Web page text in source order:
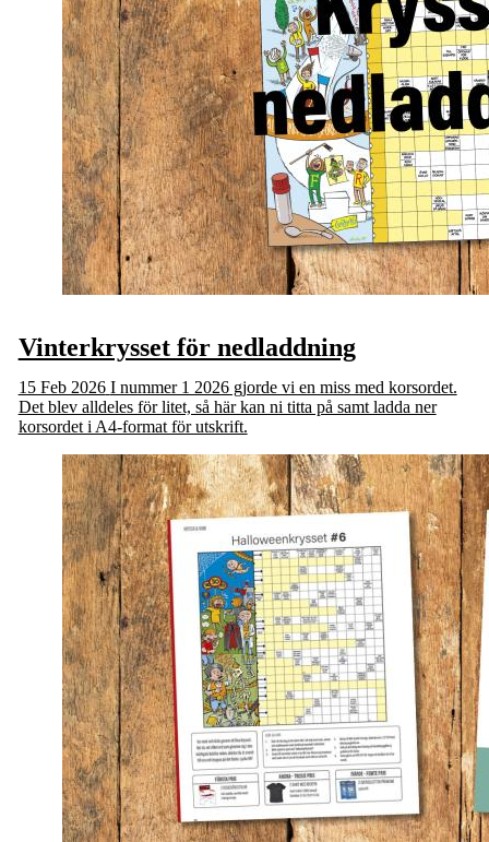
Vinterkrysset för nedladdning
15 Feb 2026 I nummer 1 2026 gjorde vi en miss med korsordet.
Det blev alldeles för litet, så här kan ni titta på samt ladda ner
korsordet i A4-format för utskrift.